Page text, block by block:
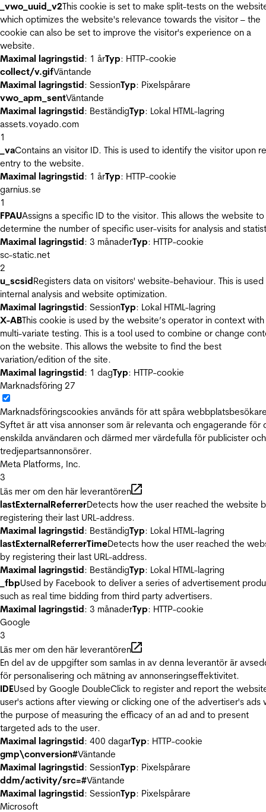
_vwo_uuid_v2This cookie is set to make split-tests on the
which optimizes the website's relevance towards the visitor – the
cookie can also be set to improve the visitor's experience on a
website.
Maximal lagringstid: 1 årTyp: HTTP-cookie
collect/v.gifVäntande
Maximal lagringstid: SessionTyp: Pixelspårare
vwo_apm_sentVäntande
Maximal lagringstid: BeständigTyp: Lokal HTML-lagring
assets.voyado.com
1
_vaContains an visitor ID. This is used to identify the visitor upon
entry to the website.
Maximal lagringstid: 1 årTyp: HTTP-cookie
garnius.se
1
FPAUAssigns a specific ID to the visitor. This allows the website to
determine the number of specific user-visits for analysis and
Maximal lagringstid: 3 månaderTyp: HTTP-cookie
sc-static.net
2
u_scsidRegisters data on visitors' website-behaviour. This is
internal analysis and website optimization.
Maximal lagringstid: SessionTyp: Lokal HTML-lagring
X-ABThis cookie is used by the website’s operator in context with
multi-variate testing. This is a tool used to combine or change
on the website. This allows the website to find the best
variation/edition of the site.
Maximal lagringstid: 1 dagTyp: HTTP-cookie
Marknadsföring 27
Marknadsföringscookies används för att spåra
Syftet är att visa annonser som är relevanta och engagerande för
enskilda användaren och därmed mer värdefulla för publicister och
tredjepartsannonsörer.
Meta Platforms, Inc.
3
Läs mer om den här leverantören
lastExternalReferrerDetects how the user reached the website
registering their last URL-address.
Maximal lagringstid: BeständigTyp: Lokal HTML-lagring
lastExternalReferrerTimeDetects how the user reached the
by registering their last URL-address.
Maximal lagringstid: BeständigTyp: Lokal HTML-lagring
_fbpUsed by Facebook to deliver a series of advertisement
such as real time bidding from third party advertisers.
Maximal lagringstid: 3 månaderTyp: HTTP-cookie
Google
3
Läs mer om den här leverantören
En del av de uppgifter som samlas in av denna leverantör är
för personalisering och mätning av annonseringseffektivitet.
IDEUsed by Google DoubleClick to register and report the
user's actions after viewing or clicking one of the advertiser's ads
the purpose of measuring the efficacy of an ad and to present
targeted ads to the user.
Maximal lagringstid: 400 dagarTyp: HTTP-cookie
gmp\conversion#Väntande
Maximal lagringstid: SessionTyp: Pixelspårare
ddm/activity/src=#Väntande
Maximal lagringstid: SessionTyp: Pixelspårare
Microsoft